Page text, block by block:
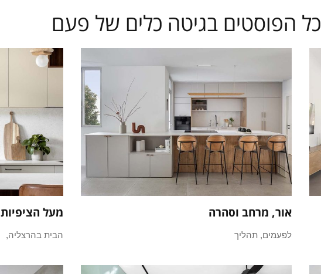
כל הפוסטים בגיטה כלים של פעם
אור, מרחב וסהרה
לפעמים, תהליך
מעל הציפיות
הבית בהרצליה,